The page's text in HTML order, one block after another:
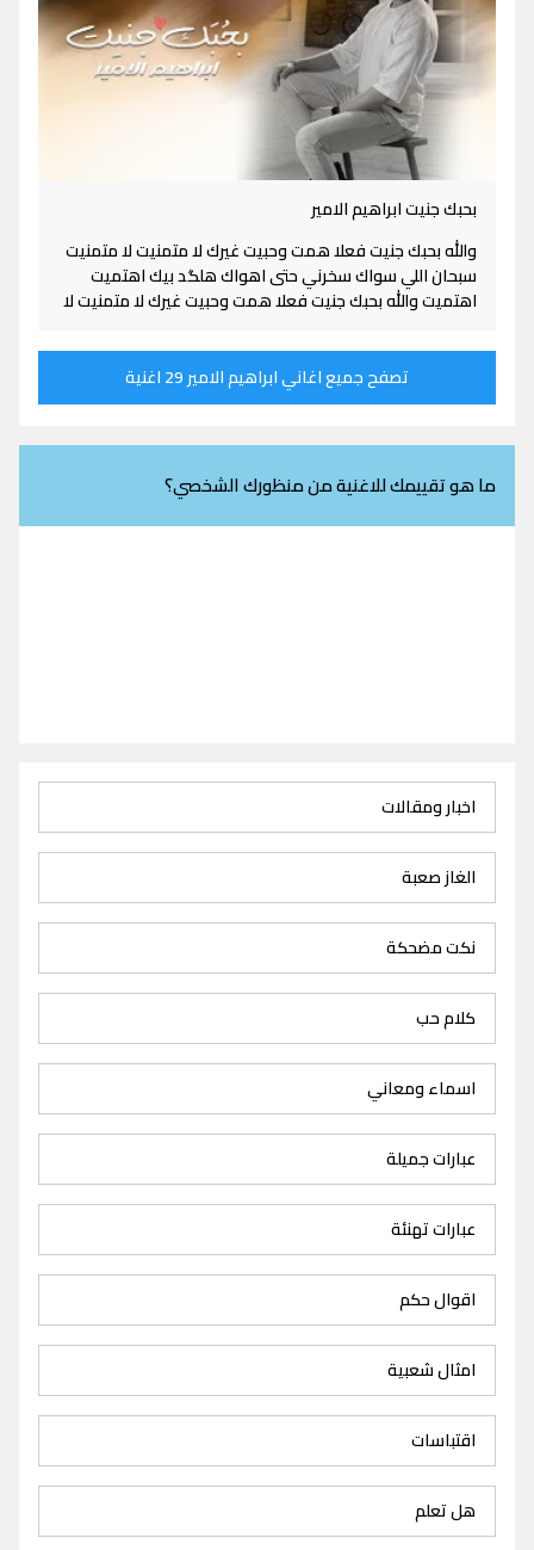
بحبك جنيت ابراهيم الامير
والله بحبك جنيت فعلا همت وحبيت غيرك لا متمنيت لا متمنيت
سبحان اللي سواك سخرني حتى اهواك هلگد بيك اهتميت
اهتميت والله بحبك جنيت فعلا همت وحبيت غيرك لا متمنيت لا
تصفح جميع اغاني ابراهيم الامير 29 اغنية
ما هو تقييمك للاغنية من منظورك الشخصي؟
اخبار ومقالات
الغاز صعبة
نكت مضحكة
كلام حب
اسماء ومعاني
عبارات جميلة
عبارات تهنئة
اقوال حكم
امثال شعبية
اقتباسات
هل تعلم